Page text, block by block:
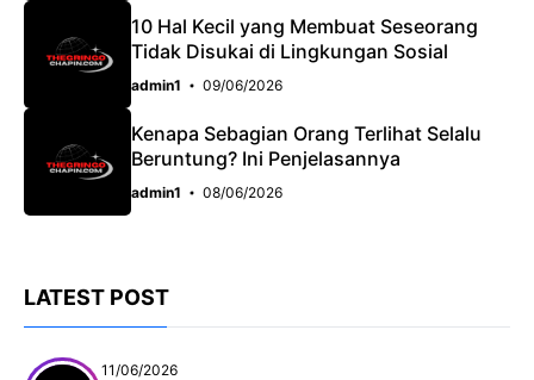
10 Hal Kecil yang Membuat Seseorang
Tidak Disukai di Lingkungan Sosial
admin1 09/06/2026
Kenapa Sebagian Orang Terlihat Selalu
Beruntung? Ini Penjelasannya
admin1 08/06/2026
LATEST POST
11/06/2026